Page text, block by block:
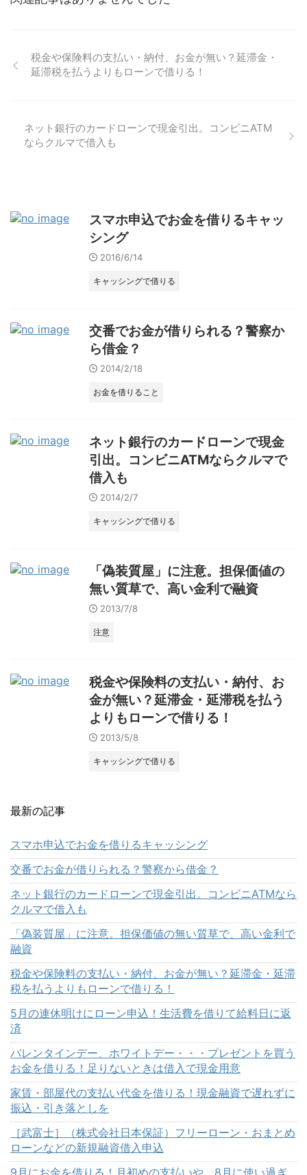
税金や保険料の支払い・納付、お金が無い？延滞金・
延滞税を払うよりもローンで借りる！
ネット銀行のカードローンで現金引出。コンビニATM
ならクルマで借入も
スマホ申込でお金を借りるキャッ
シング
2016/6/14
キャッシングで借りる
交番でお金が借りられる？警察か
ら借金？
2014/2/18
お金を借りること
ネット銀行のカードローンで現金
引出。コンビニATMならクルマで
借入も
2014/2/7
キャッシングで借りる
「偽装質屋」に注意。担保価値の
無い質草で、高い金利で融資
2013/7/8
注意
税金や保険料の支払い・納付、お
金が無い？延滞金・延滞税を払う
よりもローンで借りる！
2013/5/8
キャッシングで借りる
最新の記事
スマホ申込でお金を借りるキャッシング
交番でお金が借りられる？警察から借金？
ネット銀行のカードローンで現金引出。コンビニATMなら
クルマで借入も
「偽装質屋」に注意。担保価値の無い質草で、高い金利で
融資
税金や保険料の支払い・納付、お金が無い？延滞金・延滞
税を払うよりもローンで借りる！
5月の連休明けにローン申込！生活費を借りて給料日に返
済
バレンタインデー、ホワイトデー・・・プレゼントを買う
お金を借りる！足りないときは借入で現金用意
家賃・部屋代の支払い代金を借りる！現金融資で遅れずに
振込・引き落としを
［武富士］（株式会社日本保証）フリーローン・おまとめ
ローンなどの新規融資借入申込
9月にお金を借りる！月初めの支払いや、8月に使い過ぎ